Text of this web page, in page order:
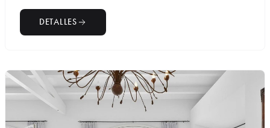
DETALLES